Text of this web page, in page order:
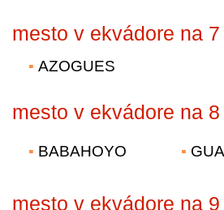
mesto v ekvádore na 7
AZOGUES
mesto v ekvádore na 8
BABAHOYO
mesto v ekvádore na 9